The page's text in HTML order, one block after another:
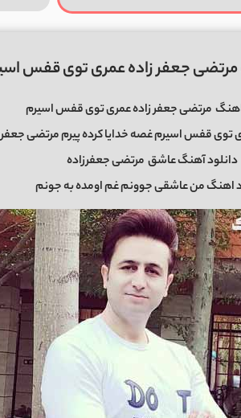
مرتضی جعفر زاده عمری توی قفس
مرتضی جعفر زاده عمری توی قفس اسیرم
توی قفس اسیرم غصه خدایا کرده پیرم مرتضی
دانلود آهنگ عاشق مرتضی جعفرزاده
اهنگ من عاشقی جوونم غم اومده به جونم